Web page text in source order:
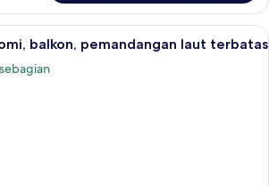
Kamar Double Ekonomi, balkon,
balkon, pemandangan laut terbatas